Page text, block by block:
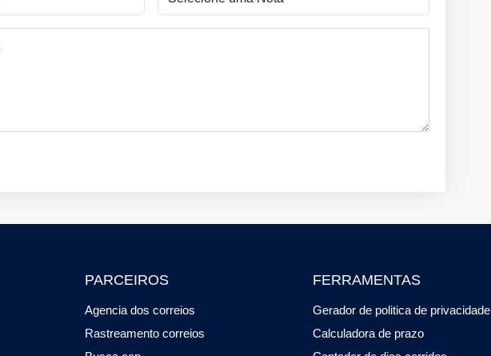
PARCEIROS
Agencia dos correios
Rastreamento correios
FERRAMENTAS
Gerador de politica de privacidade
Calculadora de prazo